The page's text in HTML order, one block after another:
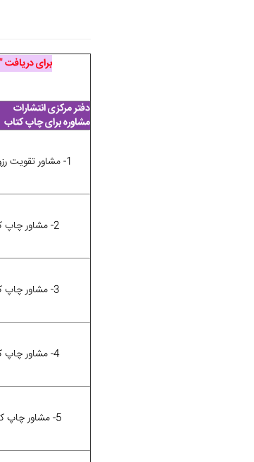
برای
دفتر مرکزی انتشارات
مشاوره برای چاپ کتاب
1- مشاور تقویت رزومه
2- مشاور چاپ کتاب
3- مشاور چاپ کتاب
4- مشاور چاپ کتاب
5- مشاور چاپ کتاب